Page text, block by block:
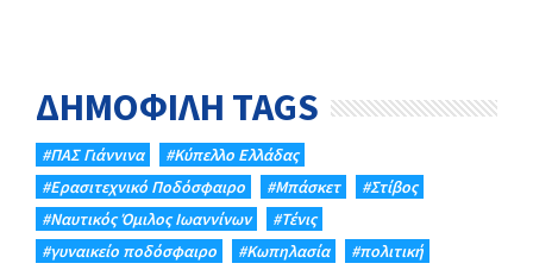
ΔΗΜΟΦΙΛΗ TAGS
#ΠΑΣ Γιάννινα
#Κύπελλο Ελλάδας
#Eρασιτεχνικό Ποδόσφαιρο
#Μπάσκετ
#Στίβος
#Ναυτικός Όμιλος Ιωαννίνων
#Τένις
#γυναικείο ποδόσφαιρο
#Κωπηλασία #πολιτική